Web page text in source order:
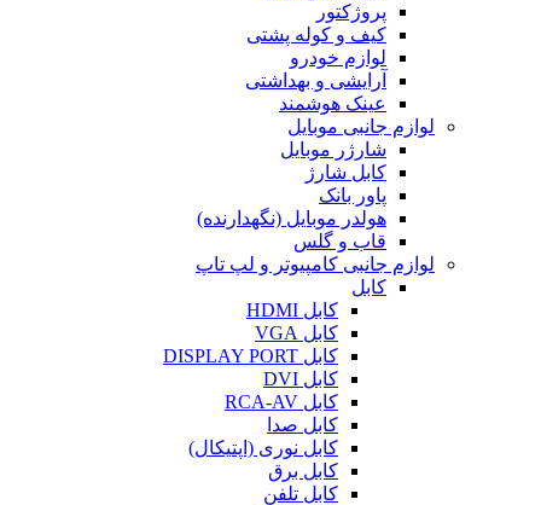
پروژکتور
کیف و کوله پشتی
لوازم خودرو
آرایشی و بهداشتی
عینک هوشمند
لوازم جانبی موبایل
شارژر موبایل
کابل شارژ
پاور بانک
هولدر موبایل (نگهدارنده)
قاب و گلس
لوازم جانبی کامپیوتر و لپ تاپ
کابل
کابل HDMI
کابل VGA
کابل DISPLAY PORT
کابل DVI
کابل RCA-AV
کابل صدا
کابل نوری (اپتیکال)
کابل برق
کابل تلفن